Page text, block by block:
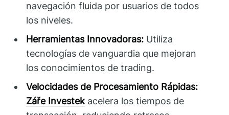
navegación fluida por usuarios de todos
los niveles.
Herramientas Innovadoras: Utiliza
tecnologías de vanguardia que mejoran
los conocimientos de trading.
Velocidades de Procesamiento Rápidas:
Záře Investekacelera los tiempos de